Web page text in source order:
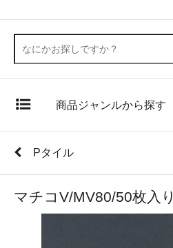
商品ジャンルから探す
Pタイル
マチコV/MV80/50枚入り